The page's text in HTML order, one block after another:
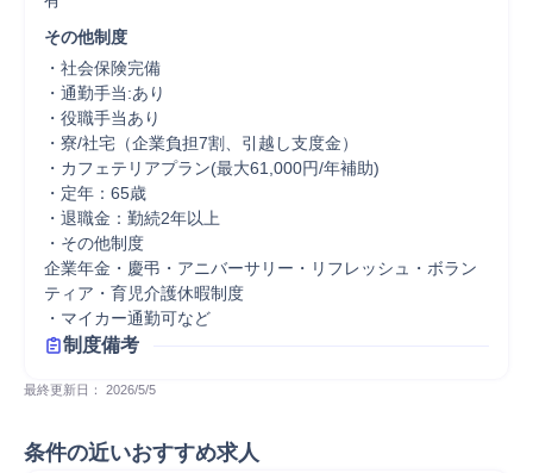
その他制度
・社会保険完備
・通勤手当:あり
・役職手当あり
・寮/社宅（企業負担7割、引越し支度金）
・カフェテリアプラン(最大61,000円/年補助)
・定年：65歳
・退職金：勤続2年以上
・その他制度
企業年金・慶弔・アニバーサリー・リフレッシュ・ボラン
ティア・育児介護休暇制度
・マイカー通勤可など
制度備考
最終更新日： 2026/5/5
条件の近いおすすめ求人